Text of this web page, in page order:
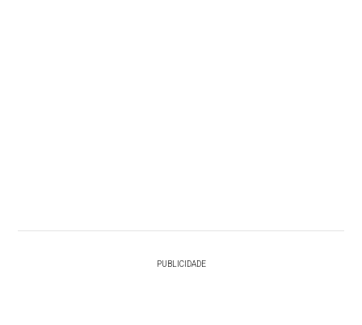
PUBLICIDADE